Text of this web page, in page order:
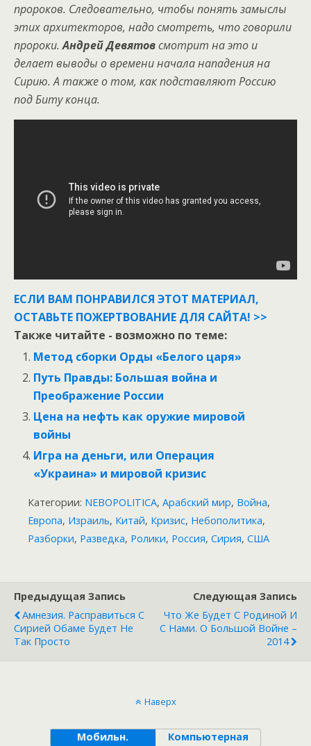
пророков. Следовательно, чтобы понять замыслы
этих архитекторов, надо смотреть, что говорили
пророки.Андрей Девятовсмотрит на это и
делает выводы о времени начала нападения на
Сирию. А также о том, как подставляют Россию
под Биту конца.
ЕСЛИ ВАМ ПОНРАВИЛСЯ ЭТОТ МАТЕРИАЛ,
ОСТАВЬТЕ ПОЖЕРТВОВАНИЕ ДЛЯ САЙТА! >>
Также читайте - возможно по теме:
Метод сборки Орды «Белого царя»
Путь Правды: Большая война и
Преображение России
Цена на нефть как оружие мировой
войны
Игра на деньги, или Операция
«Украина» и мировой кризис
Категории: NEBOPOLITICA, Арабский мир, Война,
Европа, Израиль, Китай, Кризис, Небополитика,
Разборки, Разведка, Ролики, Россия, Сирия, США
Предыдущая Запись
Амнезия. Расправиться С
Сирией Обаме Будет Не
Так Просто
Следующая Запись
Что Же Будет С Родиной И
С Нами. О Большой Войне –
2014
Наверх
Мобильн. Компьютерная